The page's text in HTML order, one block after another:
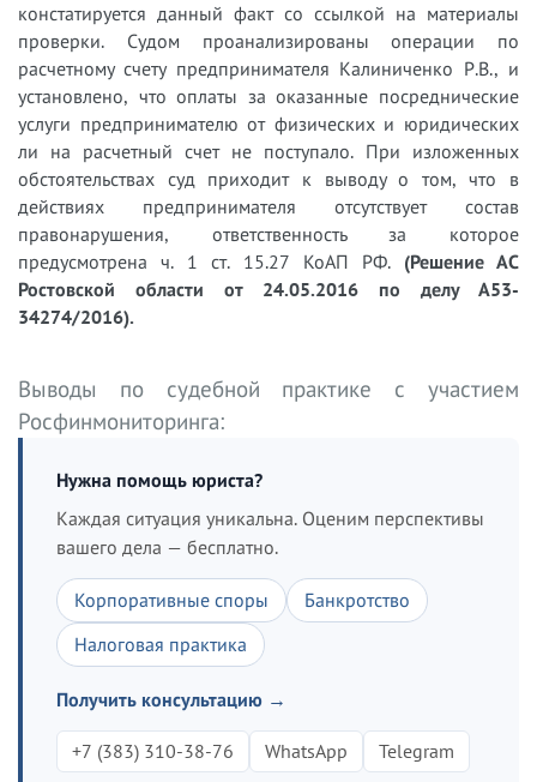
констатируется данный факт со ссылкой на материалы
проверки. Судом проанализированы операции по
расчетному счету предпринимателя Калиниченко Р.В., и
установлено, что оплаты за оказанные посреднические
услуги предпринимателю от физических и юридических
ли на расчетный счет не поступало. При изложенных
обстоятельствах суд приходит к выводу о том, что в
действиях предпринимателя отсутствует состав
правонарушения, ответственность за которое
предусмотрена ч. 1 ст. 15.27 КоАП РФ. (Решение АС
Ростовской области от 24.05.2016 по делу А53-
34274/2016).
Выводы по судебной практике с участием
Росфинмониторинга:
Нужна помощь юриста?
Каждая ситуация уникальна. Оценим перспективы
вашего дела — бесплатно.
Корпоративные споры
Банкротство
Налоговая практика
Получить консультацию →
+7 (383) 310-38-76 WhatsApp
Telegram